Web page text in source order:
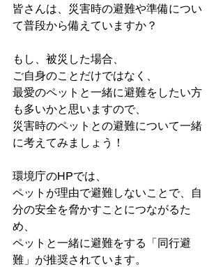
皆さんは、災害時の避難や準備につい
て普段から備えていますか？
もし、被災した場合、
ご自身のことだけではなく、
最愛のペットと一緒に避難をしたい方
も多いかと思いますので、
災害時のペットとの避難について一緒
に考えてみましょう！
環境庁のHPでは、
ペットが理由で避難しないことで、自
分の安全を脅かすことにつながるた
め、
ペットと一緒に避難をする「同行避
難」が推奨されています。